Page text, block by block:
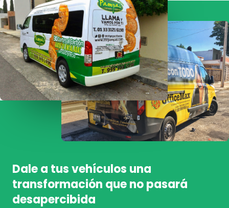
Dale a tus vehículos una
transformación que no pasará
desapercibida